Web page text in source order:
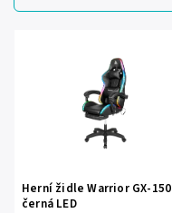
Nejdražší
Herní židle Warrior GX-150
černá LED